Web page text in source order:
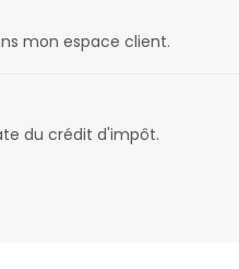
mon espace client.
du crédit d'impôt.